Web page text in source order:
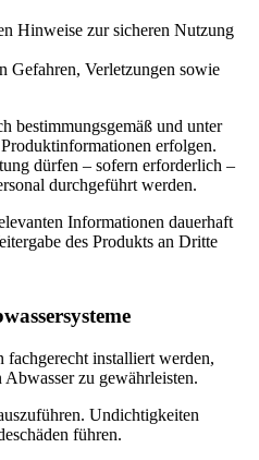
Hinweise zur sicheren Nutzung
Gefahren, Verletzungen sowie
bestimmungsgemäß und unter
erfolgen.
dürfen – sofern erforderlich –
durchgeführt werden.
Informationen dauerhaft
des Produkts an Dritte
fachgerecht installiert werden,
zu gewährleisten.
Undichtigkeiten
führen.